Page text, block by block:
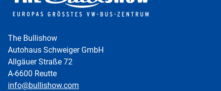
The Bullishow
Autohaus Schweiger GmbH
Allgäuer Straße 72
A-6600 Reutte
info@bullishow.com